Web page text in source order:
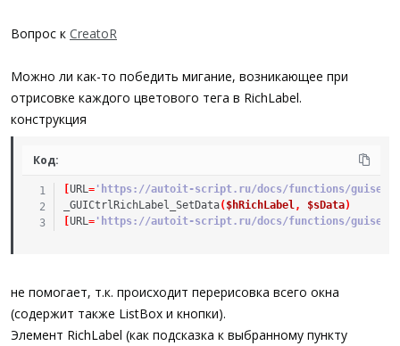
Вопрос к CreatoR
Можно ли как-то победить мигание, возникающее при
отрисовке каждого цветового тега в RichLabel.
конструкция
Код:
[URL ='https://autoit-script.ru/docs/functions/
_GUICtrlRichLabel_SetData($hRichLabel , $sData)
[URL ='https://autoit-script.ru/docs/functions/
не помогает, т.к. происходит перерисовка всего окна
(содержит также ListBox и кнопки).
Элемент RichLabel (как подсказка к выбранному пункту